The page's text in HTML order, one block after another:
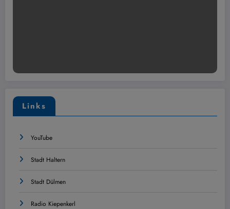
Links
YouTube
Stadt Haltern
Stadt Dülmen
Radio Kiepenkerl